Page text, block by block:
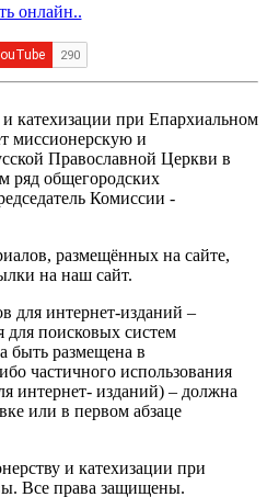
онлайн..
катехизации при Епархиальном
миссионерскую и
Православной Церкви в
ряд общегородских
Комиссии -
размещённых на сайте,
на наш сайт.
для интернет-изданий –
для поисковых систем
быть размещена в
частичного использования
интернет- изданий) – должна
или в первом абзаце
и катехизации при
Все права защищены.